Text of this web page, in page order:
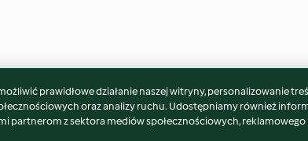
się również...
prawidłowe działanie naszej witryny, personalizowanie
oraz analizy ruchu. Udostępniamy również
partnerom z sektora mediów społecznościowych, reklamowego